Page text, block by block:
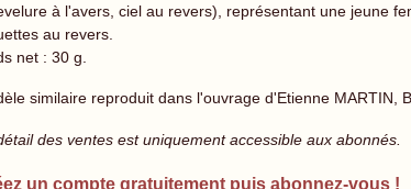
à l'avers, ciel au revers), représentant une jeune
au revers.
net : 30 g.
similaire reproduit dans l'ouvrage d'Etienne MARTIN,
des ventes est uniquement accessible aux abonnés.
un compte gratuitement puis abonnez-vous !